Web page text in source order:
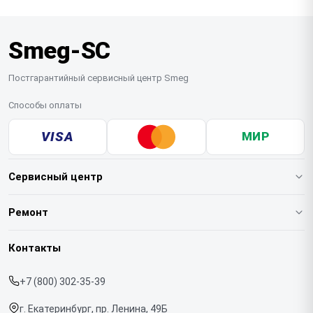
мастерскую для проведения углубленного
тестирования.
Smeg-SC
Постгарантийный сервисный центр Smeg
Способы оплаты
VISA МИР
Сервисный центр
О нашем сервисе
Срочный ремонт
Ремонт
Кофемашин
Контакты
+7 (800) 302-35-39
г. Екатеринбург, пр. Ленина, 49Б